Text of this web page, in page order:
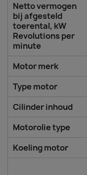
Netto vermogen
bij afgesteld
toerental, kW
Revolutions per
minute
Motor merk
Type motor
Cilinder inhoud
Motorolie type
Koeling motor